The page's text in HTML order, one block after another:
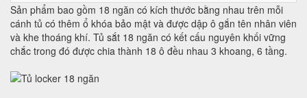
Sản phẩm bao gồm 18 ngăn có kích thước bằng nhau trên mỗi
cánh tủ có thêm ổ khóa bảo mật và được dập ô gắn tên nhân viên
và khe thoáng khí. Tủ sắt 18 ngăn có kết cấu nguyên khối vững
chắc trong đó được chia thành 18 ô đều nhau 3 khoang, 6 tầng.